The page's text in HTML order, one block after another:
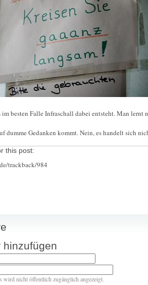
im besten Falle Infraschall dabei entsteht. Man lernt
dumme Gedanken kommt. Nein, es handelt sich
this post:
trackback/984
hinzufügen
wird nicht öffentlich zugänglich angezeigt.